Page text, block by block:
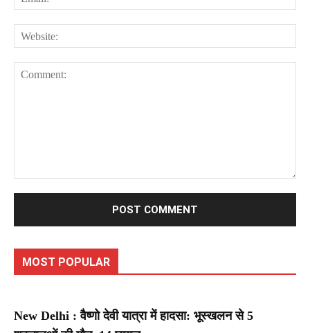
MOST POPULAR
New Delhi : वैष्णो देवी यात्रा में हादसा: भूस्खलन से 5